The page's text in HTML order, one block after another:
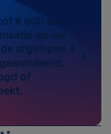
€ 600 aan
als uw
afgelopen 3
of